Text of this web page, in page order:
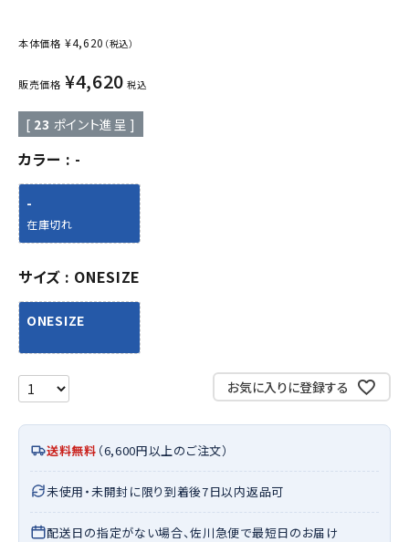
本体価格 ¥4,620 （税込）
販売価格 ¥4,620 税込
[ 23 ポイント進呈 ]
カラー -
-
在庫切れ
サイズ ONESIZE
ONESIZE
お気に入りに登録する
送料無料 （6,600円以上のご注文）
未使用・未開封に限り到着後7日以内返品可
配送日の指定がない場合、佐川急便で最短日のお届け